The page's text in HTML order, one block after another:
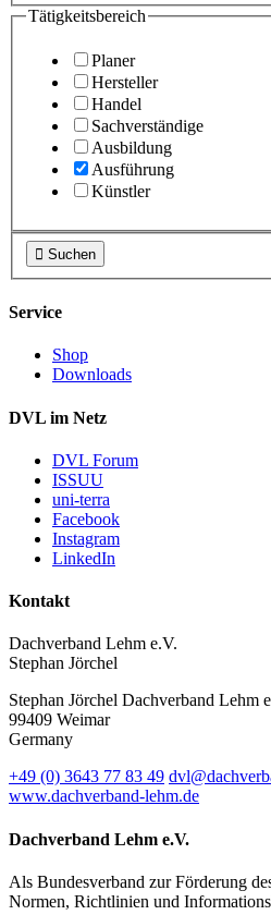
Tätigkeitsbereich
Planer
Hersteller
Handel
Sachverständige
Ausbildung
Ausführung
Künstler
 Suchen
Service
Shop
Downloads
DVL im Netz
DVL Forum
ISSUU
uni-terra
Facebook
Instagram
LinkedIn
Kontakt
Dachverband Lehm e.V.
Stephan Jörchel
Stephan Jörchel Dachverband Lehm
99409 Weimar
Germany
+49 (0) 3643 77 83 49
www.dachverband-lehm.de
Dachverband Lehm e.V.
Als Bundesverband zur Förderung
Normen, Richtlinien und